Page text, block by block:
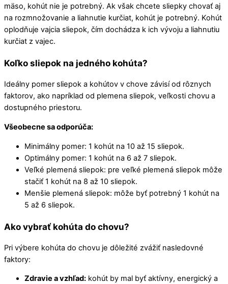
mäso, kohút nie je potrebný. Ak však chcete sliepky chovať aj
na rozmnožovanie a liahnutie kurčiat, kohút je potrebný. Kohút
oplodňuje vajcia sliepok, čím dochádza k ich vývoju a liahnutiu
kurčiat z vajec.
Koľko sliepok na jedného kohúta?
Ideálny pomer sliepok a kohútov v chove závisí od rôznych
faktorov, ako napríklad od plemena sliepok, veľkosti chovu a
dostupného priestoru.
Všeobecne sa odporúča:
Minimálny pomer: 1 kohút na 10 až 15 sliepok.
Optimálny pomer: 1 kohút na 6 až 7 sliepok.
Veľké plemená sliepok: pre veľké plemená sliepok môže
stačiť 1 kohút na 8 až 10 sliepok.
Menšie plemená sliepok: môže byť potrebný 1 kohút na
5 až 6 sliepok.
Ako vybrať kohúta do chovu?
Pri výbere kohúta do chovu je dôležité zvážiť nasledovné
faktory:
Zdravie a vzhľad: kohút by mal byť aktívny, energický a